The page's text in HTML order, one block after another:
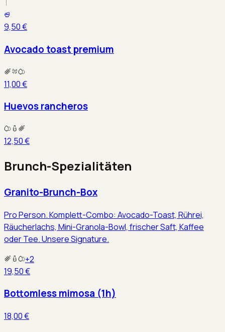
9,50 €
Avocado toast premium
11,00 €
Huevos rancheros
12,50 €
Brunch-Spezialitäten
Granito-Brunch-Box
Pro Person. Komplett-Combo: Avocado-Toast, Rührei,
Räucherlachs, Mini-Granola-Bowl, frischer Saft, Kaffee
oder Tee. Unsere Signature.
+2
19,50 €
Bottomless mimosa (1h)
18,00 €